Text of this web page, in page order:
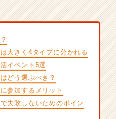
大きく4タイプに分かれる
イベント5選
どう選ぶべき？
参加するメリット
失敗しないためのポイン